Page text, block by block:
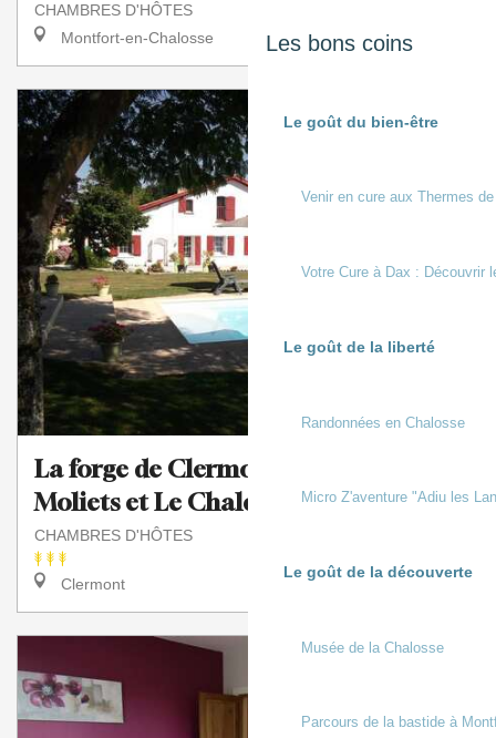
Les bons coins
Le goût du bien-être
Venir en cure aux Thermes
Votre Cure à Dax : Découvrir
Le goût de la liberté
Randonnées en Chalosse
Micro Z'aventure "Adiu les
Le goût de la découverte
Musée de la Chalosse
Parcours de la bastide à
CHAMBRES D'HÔTES
Montfort-en-Chalosse
La forge de Clermont : Mimizan,
Moliets et Le Chalet des Pins
CHAMBRES D'HÔTES
Clermont